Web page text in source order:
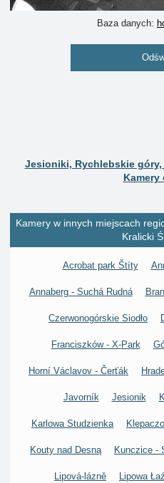
Baza danych:
Jesioniki, Rychlebskie
Kamery
Kamery w innych miejscach
Kralicki
Acrobat park Štíty
Annaberg - Suchá Rudná
Czerwonogórskie Siodło
Franciszków - X-Park
Horní Václavov - Čerťák
Javorník Jesionik
Karlowa Studzienka
Kouty nad Desną Kunczice -
Lipová-lázně Lipowa